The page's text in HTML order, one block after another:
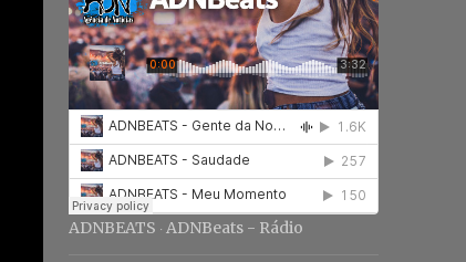
ADNBEATS · ADNBeats - Rádio